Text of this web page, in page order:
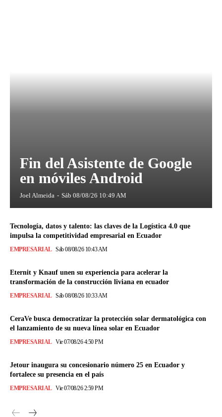
Fin del Asistente de Google
en móviles Android
Joel Almeida - Sáb 08/08/26 10:49 AM
Tecnología, datos y talento: las claves de la Logística 4.0 que
impulsa la competitividad empresarial en Ecuador
EMPRESARIAL Sáb 08/08/26 10:43 AM
Eternit y Knauf unen su experiencia para acelerar la
transformación de la construcción liviana en ecuador
EMPRESARIAL Sáb 08/08/26 10:33 AM
CeraVe busca democratizar la protección solar dermatológica con
el lanzamiento de su nueva línea solar en Ecuador
EMPRESARIAL Vie 07/08/26 4:50 PM
Jetour inaugura su concesionario número 25 en Ecuador y
fortalece su presencia en el país
EMPRESARIAL Vie 07/08/26 2:59 PM